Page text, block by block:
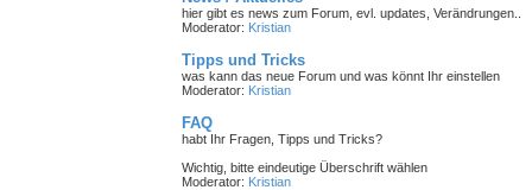
hier gibt es news zum Forum, evl. updates, Verändrungen..
Moderator: Kristian
Tipps und Tricks
was kann das neue Forum und was könnt Ihr einstellen
Moderator: Kristian
FAQ
habt Ihr Fragen, Tipps und Tricks?
Wichtig, bitte eindeutige Überschrift wählen
Moderator: Kristian